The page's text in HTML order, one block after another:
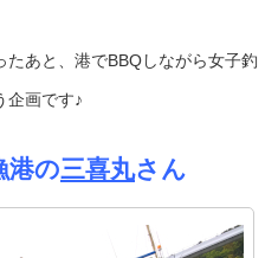
あと、港でBBQしながら女子釣
企画です♪
港の三喜丸さん